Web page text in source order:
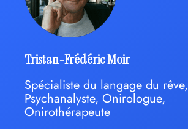
Tristan-Frédéric Moir
Spécialiste du langage du rêve,
Psychanalyste, Onirologue,
Onirothérapeute